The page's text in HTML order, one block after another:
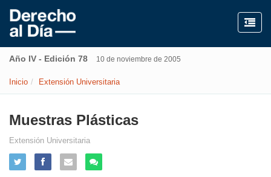
Año IV - Edición 78 10 de noviembre de 2005
Inicio Extensión Universitaria
Muestras Plásticas
Extensión Universitaria